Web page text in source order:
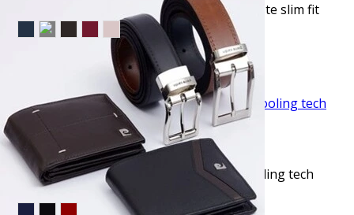
Camisa de vestir clásica manga larga celeste slim fit
TU TERCERA PRENDA GRATIS
Camisa sport lisa slim fit manga corta cooling tech
blanca